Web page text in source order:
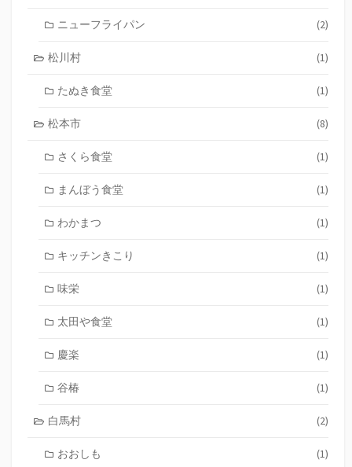
ニューフライパン (2)
松川村 (1)
たぬき食堂 (1)
松本市 (8)
さくら食堂 (1)
まんぼう食堂 (1)
わかまつ (1)
キッチンきこり (1)
味栄 (1)
太田や食堂 (1)
慶楽 (1)
谷椿 (1)
白馬村 (2)
おおしも (1)